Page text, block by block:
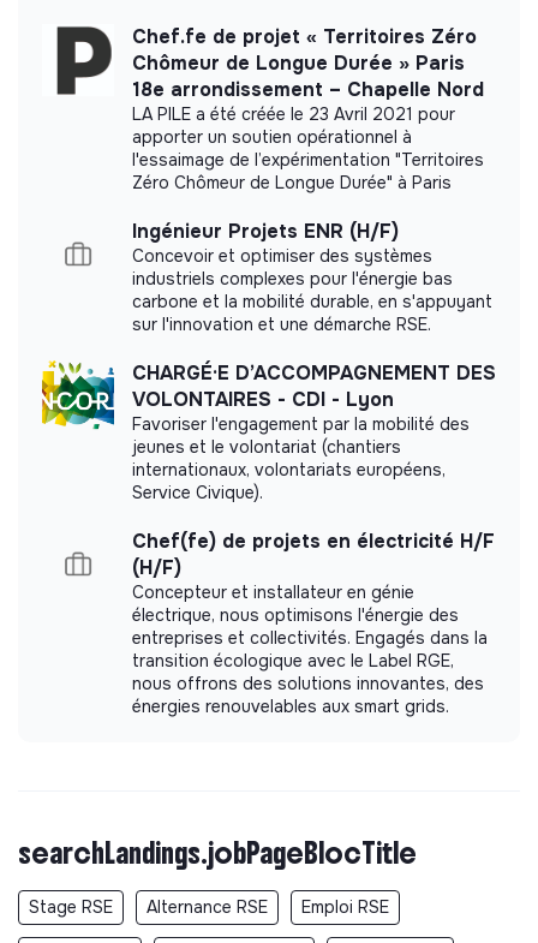
Internal practices and policies
Benefits
Work Flexibility
Professional Training and Development
Value sharing
Recognition and Rewards
Financial Transparency
Professional Development Investment
Diversity & inclusion
Community Engagement
Salary Equity
Gender and Identity Awareness Initiatives
Non-Discrimination Policies
Inclusive Recruitment
Governance principles
Financial Transparency
Feedback and Evaluation Systems
Organizational Flexibility and Adaptation
Documents
Did not yet add a transparency document.
Chef.fe de projet « Territoires Zéro
Chômeur de Longue Durée » Paris
18e arrondissement – Chapelle Nord
LA PILE a été créée le 23 Avril 2021 pour
apporter un soutien opérationnel à
l'essaimage de l’expérimentation "Territoires
Zéro Chômeur de Longue Durée" à Paris
Ingénieur Projets ENR (H/F)
Concevoir et optimiser des systèmes
industriels complexes pour l'énergie bas
carbone et la mobilité durable, en s'appuyant
sur l'innovation et une démarche RSE.
CHARGÉ·E D’ACCOMPAGNEMENT DES
VOLONTAIRES - CDI - Lyon
Favoriser l'engagement par la mobilité des
jeunes et le volontariat (chantiers
internationaux, volontariats européens,
Service Civique).
Chef(fe) de projets en électricité H/F
(H/F)
Concepteur et installateur en génie
électrique, nous optimisons l'énergie des
entreprises et collectivités. Engagés dans la
transition écologique avec le Label RGE,
nous offrons des solutions innovantes, des
énergies renouvelables aux smart grids.
searchLandings.jobPageBlocTitle
Stage RSE Alternance RSE Emploi RSE